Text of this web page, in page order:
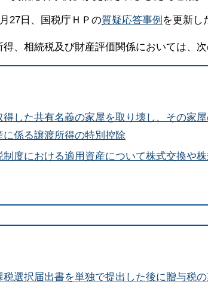
27日、国税庁ＨＰの質疑応答事例 を更新し
、相続税及び財産評価関係においては、次
得した共有名義の家屋を取り壊し、その家
に係る譲渡所得の特別控除
制度における適用資産について株式交換や
税選択届出書を単独で提出した後に贈与税